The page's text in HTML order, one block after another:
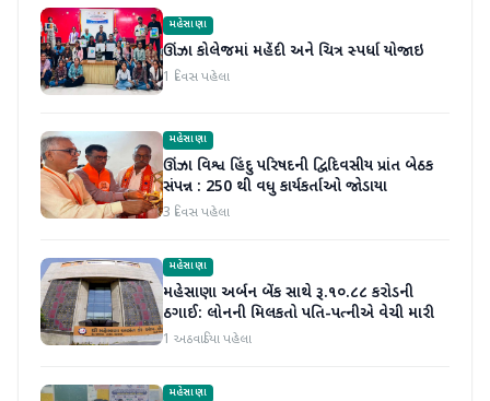
મહેસાણા
ઊંઝા કોલેજમાં મહેંદી અને ચિત્ર સ્પર્ધા યોજાઇ
1 દિવસ પહેલા
મહેસાણા
ઊંઝા વિશ્વ હિંદુ પરિષદની દ્વિદિવસીય પ્રાંત બેઠક
સંપન્ન : 250 થી વધુ કાર્યકર્તાઓ જોડાયા
3 દિવસ પહેલા
મહેસાણા
મહેસાણા અર્બન બેંક સાથે રૂ.૧૦.૮૮ કરોડની
ઠગાઈ: લોનની મિલકતો પતિ-પત્નીએ વેચી મારી
1 અઠવાડિયા પહેલા
મહેસાણા